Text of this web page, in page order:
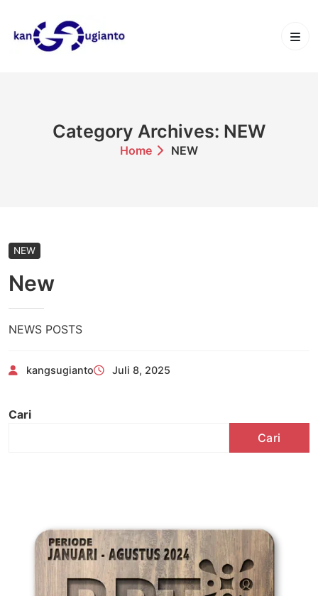
content
Category Archives: NEW
Home NEW
NEW
New
NEWS POSTS
kangsugianto Juli 8, 2025
Cari
Cari